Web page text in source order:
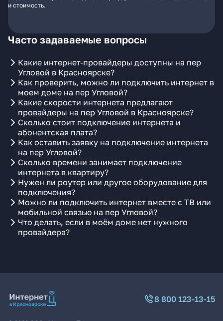
и стоимость.
Часто задаваемые вопросы
Какие интернет-провайдеры доступны на пер
Угловой в Красноярске?
Как проверить, можно ли подключить интернет в
моем доме на пер Угловой?
Какие скорости интернета предлагают
провайдеры на пер Угловой в Красноярске?
Сколько стоит подключение интернета и
абонентская плата?
Как оставить заявку на подключение интернета
на пер Угловой?
Сколько времени занимает подключение
интернета в квартиру?
Нужен ли роутер или другое оборудование для
подключения?
Можно ли подключить интернет вместе с ТВ или
мобильной связью на пер Угловой?
Что делать, если в моём доме нет нужного
провайдера?
8 800 123-13-15